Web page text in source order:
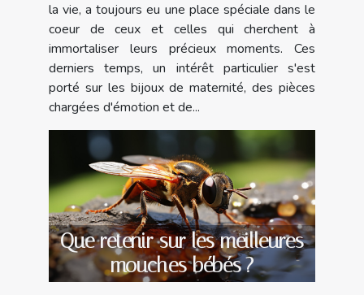
la vie, a toujours eu une place spéciale dans le
coeur de ceux et celles qui cherchent à
immortaliser leurs précieux moments. Ces
derniers temps, un intérêt particulier s'est
porté sur les bijoux de maternité, des pièces
chargées d'émotion et de...
Que retenir sur les meilleures
mouches bébés ?